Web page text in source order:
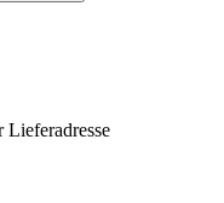
Lieferadresse